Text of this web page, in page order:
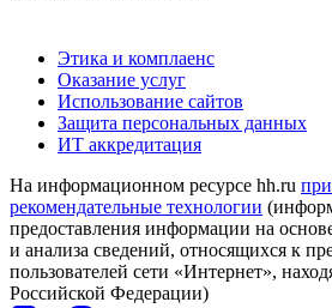
Этика и комплаенс
Оказание услуг
Использование сайтов
Защита персональных данных
ИТ аккредитация
На информационном ресурсе hh.ru
рекомендательные технологии
предоставления информации на
и анализа сведений, относящихся к
пользователей сети «Интернет»,
Российской Федерации)